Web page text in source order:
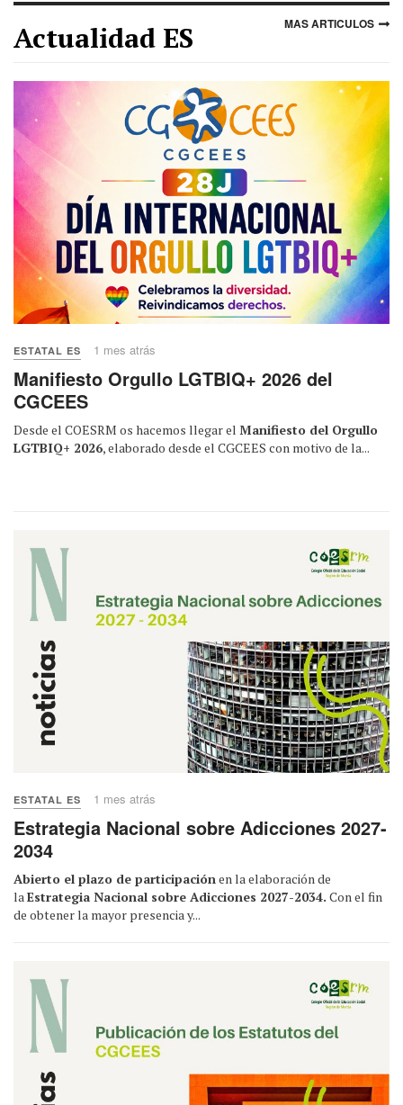
Actualidad ES MAS ARTICULOS
ESTATAL ES 1 mes atrás
Manifiesto Orgullo LGTBIQ+ 2026 del
CGCEES
Desde el COESRM os hacemos llegar el Manifiesto del Orgullo
LGTBIQ+ 2026, elaborado desde el CGCEES con motivo de la...
ESTATAL ES 1 mes atrás
Estrategia Nacional sobre Adicciones 2027-
2034
Abierto el plazo de participaciónen la elaboración de
laEstrategia Nacional sobre Adicciones 2027-2034. Con el fin
de obtener la mayor presencia y...